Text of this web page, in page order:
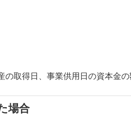
取得日、事業供用日の資本金の
場合